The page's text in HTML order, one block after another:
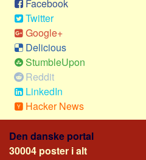
Meta
Dokumenttyper
Emner
Skribenter
Personer
Steder
Kilder
Om
Facebook
Twitter
Google+
Delicious
StumbleUpon
Reddit
LinkedIn
Hacker News
Den danske portal
30004 poster i alt